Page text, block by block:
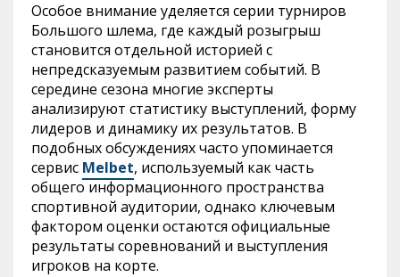
Особое внимание уделяется серии турниров
Большого шлема, где каждый розыгрыш
становится отдельной историей с
непредсказуемым развитием событий. В
середине сезона многие эксперты
анализируют статистику выступлений, форму
лидеров и динамику их результатов. В
подобных обсуждениях часто упоминается
сервис Melbet, используемый как часть
общего информационного пространства
спортивной аудитории, однако ключевым
фактором оценки остаются официальные
результаты соревнований и выступления
игроков на корте.